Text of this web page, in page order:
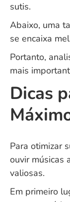
sutis.
Abaixo, uma
se encaixa
Portanto,
mais
Dicas
Para otimizar
ouvir músicas
valiosas.
Em primeiro